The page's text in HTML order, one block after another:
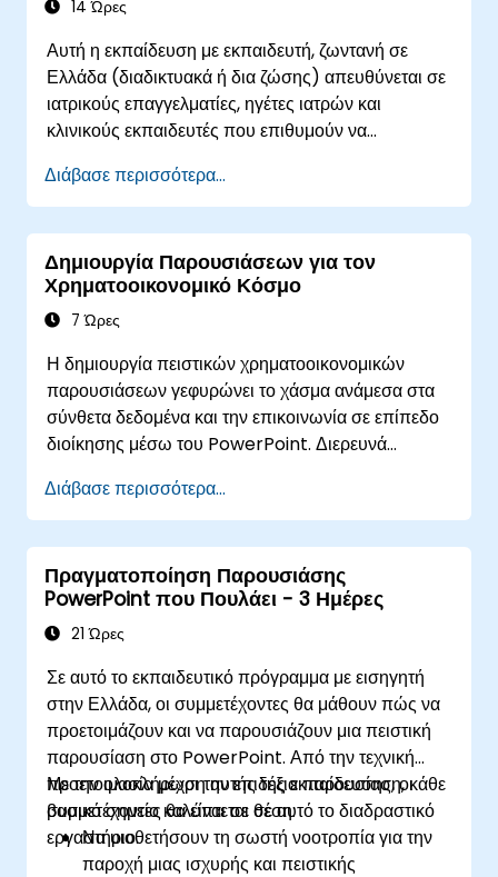
14 Ώρες
Αυτή η εκπαίδευση με εκπαιδευτή, ζωντανή σε
Ελλάδα (διαδικτυακά ή δια ζώσης) απευθύνεται σε
ιατρικούς επαγγελματίες, ηγέτες ιατρών και
κλινικούς εκπαιδευτές που επιθυμούν να
την διεκδικητική επικοινωνία, την επιρροή στους
συνομηλίκους και την ικανότητα επιστημονικής
αφήγησης σε ιατρικά περιβάλλοντα υψηλής
σημασίας.
Διάβασε περισσότερα...
Δημιουργία Παρουσιάσεων για τον
Χρηματοοικονομικό Κόσμο
7 Ώρες
Η δημιουργία πειστικών χρηματοοικονομικών
παρουσιάσεων γεφυρώνει το χάσμα ανάμεσα στα
σύνθετα δεδομένα και την επικοινωνία σε επίπεδο
διοίκησης μέσω του PowerPoint. Διερευνά
δόμηση των διαφανειών, τις απεικονίσεις
treemap και sunburst, τις διατάξεις γραφημάτων
προϋπολογισμού και απλοποιημένους πίνακες
αναφορών που αναδεικνύουν βασικούς
χρηματοοικονομικούς δείκτες. Καθοδηγεί τους
συμμετέχοντες να κατακτήσουν την ενσωμάτωση
έμφαση σε αριθμούς και την αφήγηση
χρηματοοικονομικών ιστοριών με αυτοπεποίθηση
που κερδίζει την αποδοχή των ενδιαφερομένων.
Διάβασε περισσότερα...
Πραγματοποίηση Παρουσιάσης
PowerPoint που Πουλάει - 3 Ημέρες
21 Ώρες
Σε αυτό το εκπαιδευτικό πρόγραμμα με εισηγητή
στην Ελλάδα, οι συμμετέχοντες θα μάθουν πώς να
προετοιμάζουν και να παρουσιάζουν μια πειστική
παρουσίαση στο PowerPoint. Από την τεχνική
προετοιμασία μέχρι την επιδέξια παρουσίαση, κάθε
βασικό σημείο καλύπτεται σε αυτό το διαδραστικό
εργαστήριο.
Με την ολοκλήρωση αυτής της εκπαίδευσης, οι
συμμετέχοντες θα είναι σε θέση:
Να υιοθετήσουν τη σωστή νοοτροπία για την
παροχή μιας ισχυρής και πειστικής